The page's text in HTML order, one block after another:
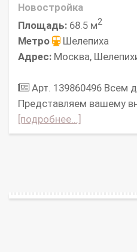
Новостройка
Площадь: 68.5 м2
Метро
Шелепиха
Адрес: Москва,
Арт. 139860496 Всем
Представляем вашему
[подробнее...]